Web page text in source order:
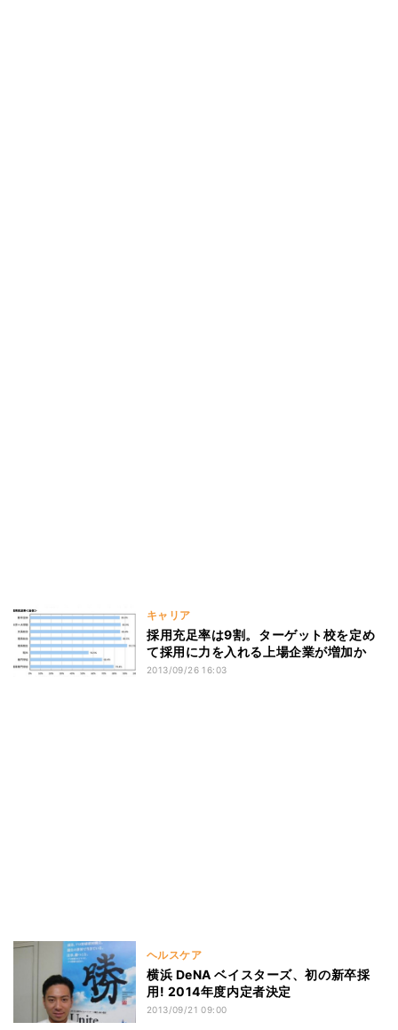
キャリア
採用充足率は9割。ターゲット校を定め
て採用に力を入れる上場企業が増加か
2013/09/26 16:03
ヘルスケア
横浜 DeNA ベイスターズ、初の新卒採
用! 2014年度内定者決定
2013/09/21 09:00